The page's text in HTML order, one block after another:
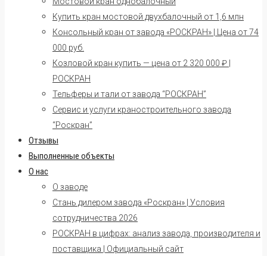
Купить кран мостовой двухбалочный от 1,6 млн
Консольный кран от завода «РОСКРАН» | Цена от 74
000 руб.
Козловой кран купить — цена от 2 320 000 ₽ |
РОСКРАН
Тельферы и тали от завода “РОСКРАН”
Сервис и услуги краностроительного завода
“Роскран”
Отзывы
Выполненные объекты
О нас
О заводе
Стань дилером завода «Роскран» | Условия
сотрудничества 2026
РОСКРАН в цифрах: анализ завода, производителя и
поставщика | Официальный сайт